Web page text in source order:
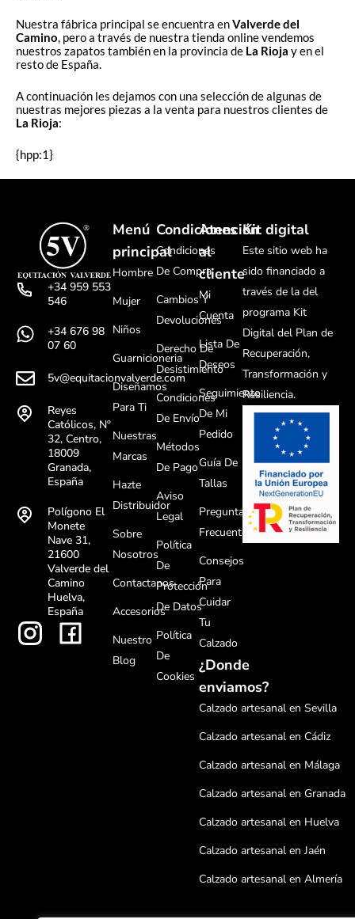
Nuestra fábrica principal se encuentra enValverde del
Camino, pero a través de nuestra tienda online vendemos
nuestros zapatos también en la provincia de La Rioja y en el
resto de España.
A continuación les dejamos con una selección de algunas de
nuestras mejores piezas a la venta para nuestros clientes de
La Rioja:
{hpp:1}
+34 959 553
546
+34 676 98
07 60
5v@equitacionvalverde.com
Reyes
Católicos, Nº
32, Centro,
18009
Granada,
España
Polígono El
Monete
Nave 31,
21600
Valverde del
Camino
Huelva,
España
Menú
principal
Hombre
Mujer
Niños
Guarnicioneria
Diseñamos
Para Ti
Nuestras
Marcas
Hazte
Distribuidor
Sobre
Nosotros
Contactanos
Accesorios
Nuestro
Blog
Condiciones
Condiciones
De Compra
Cambios Y
Devoluciones
Derecho De
Desistimiento
Condiciones
De Envío
Métodos
De Pago
Aviso
Legal
Política
De
Protección
De Datos
Política
De
Cookies
Atención
al
cliente
Mi
Cuenta
Lista De
Deseos
Seguimiento
De Mi
Pedido
Guía De
Tallas
Preguntas
Frecuentes
Consejos
Para
Cuidar
Tu
Calzado
¿Donde
enviamos?
Calzado artesanal en Sevilla
Calzado artesanal en Cádiz
Calzado artesanal en Málaga
Calzado artesanal en Granada
Calzado artesanal en Huelva
Calzado artesanal en Jaén
Calzado artesanal en Almería
Kit digital
Este sitio web ha
sido financiado a
través de la del
programa Kit
Digital del Plan de
Recuperación,
Transformación y
Resiliencia.